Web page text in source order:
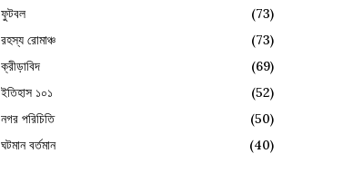
ফুটবল
(73)
রহস্য রোমাঞ্চ
(73)
ক্রীড়াবিদ
(69)
ইতিহাস ১০১
(52)
নগর পরিচিতি
(50)
ঘটমান বর্তমান
(40)